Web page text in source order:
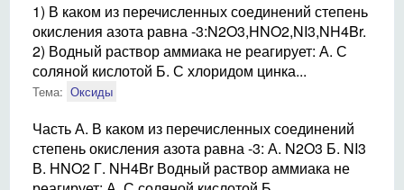
1) В каком из перечисленных соединений степень
окисления азота равна -3:N2O3,HNO2,NI3,NH4Br.
2) Водный раствор аммиака не реагирует: А. С
соляной кислотой Б. С хлоридом цинка...
Тема: Оксиды
Часть А. В каком из перечисленных соединений
степень окисления азота равна -3: А. N2O3 Б. NI3
В. HNO2 Г. NH4Br Водный раствор аммиака не